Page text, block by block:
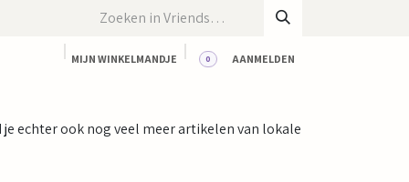
MIJN WINKELMANDJE 0 AANMELDEN
echter ook nog veel meer artikelen van lokale